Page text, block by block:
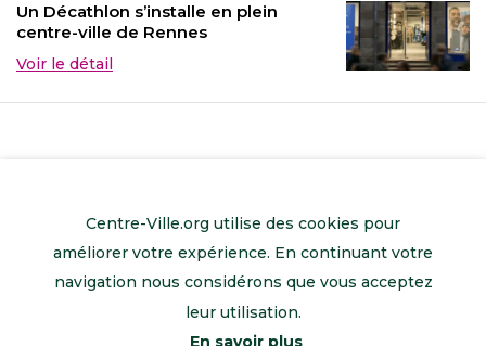
Un Décathlon s’installe en plein
centre-ville de Rennes
Voir le détail
Centre-Ville.org utilise des cookies pour
améliorer votre expérience. En continuant votre
navigation nous considérons que vous acceptez
leur utilisation.
En savoir plus